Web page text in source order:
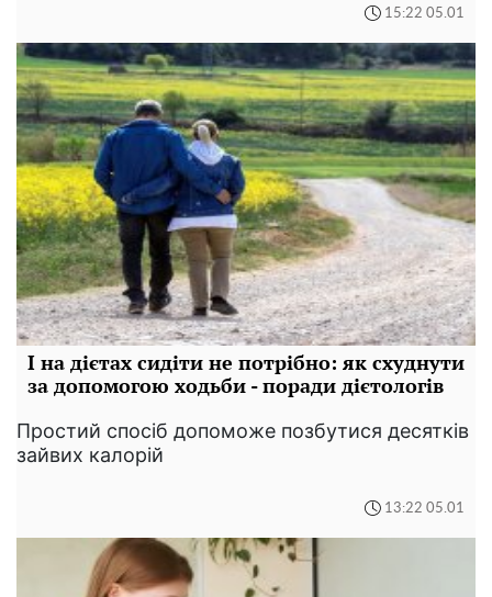
15:22 05.01
І на дієтах сидіти не потрібно: як схуднути
за допомогою ходьби - поради дієтологів
Простий спосіб допоможе позбутися десятків
зайвих калорій
13:22 05.01